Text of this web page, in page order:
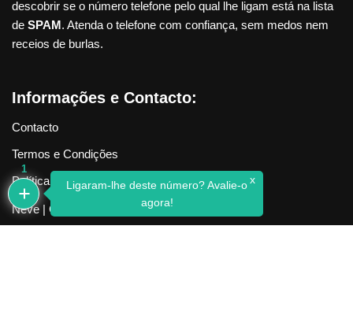
descobrir se o número telefone pelo qual lhe ligam está na lista
de SPAM. Atenda o telefone com confiança, sem medos nem
receios de burlas.
Informações e Contacto:
Contacto
Termos e Condições
Política de Privacidade
Neve| Criado com WordPress
1
Ligaram-lhe deste número? Avalie-o
agora!
x